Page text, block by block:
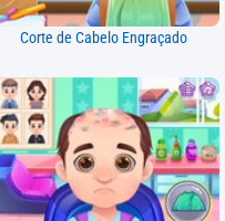
Corte de Cabelo Engraçado